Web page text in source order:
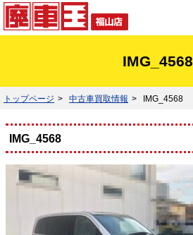
IMG_4568
トップページ 中古車買取情報 IMG_4568
IMG_4568